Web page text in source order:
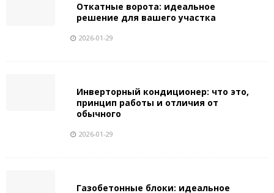
Откатные ворота: идеальное
решение для вашего участка
2026-01-29
Инверторный кондиционер: что это,
принцип работы и отличия от
обычного
2026-01-29
Газобетонные блоки: идеальное